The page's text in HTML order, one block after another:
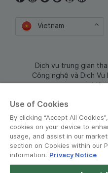
Vietnam
Dịch vụ trung gian
Công nghệ và Dịch
Use of Cookies
By clicking “Accept All
cookies on your device to
usage, and assist in our
section on Cookies within our
information. Privacy Notice